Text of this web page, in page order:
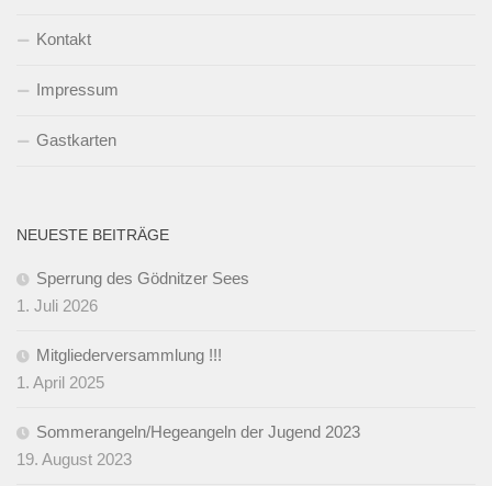
Kontakt
Impressum
Gastkarten
NEUESTE BEITRÄGE
Sperrung des Gödnitzer Sees
1. Juli 2026
Mitgliederversammlung !!!
1. April 2025
Sommerangeln/Hegeangeln der Jugend 2023
19. August 2023